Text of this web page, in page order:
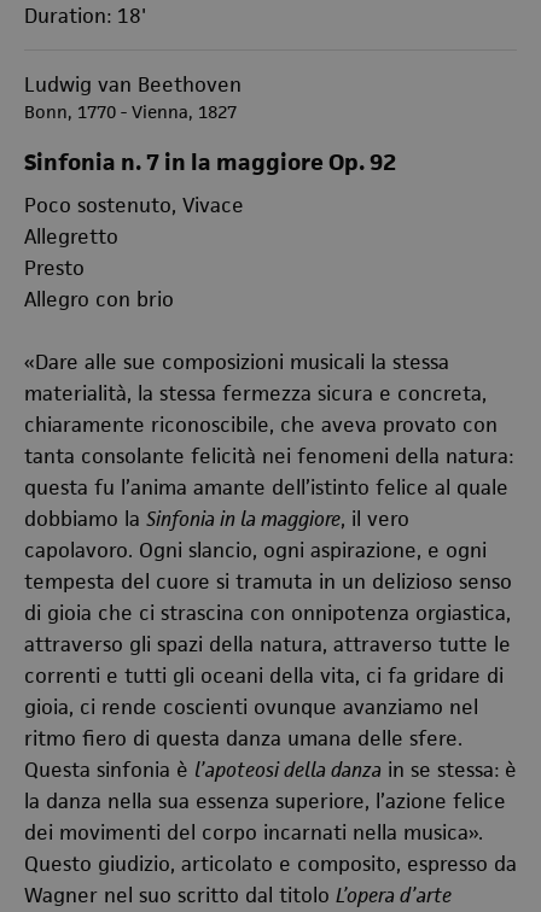
Duration: 18'
Ludwig van Beethoven
Bonn, 1770 - Vienna, 1827
Sinfonia n. 7 in la maggiore Op. 92
Poco sostenuto, Vivace
Allegretto
Presto
Allegro con brio
«Dare alle sue composizioni musicali la stessa
materialità, la stessa fermezza sicura e concreta,
chiaramente riconoscibile, che aveva provato con
tanta consolante felicità nei fenomeni della natura:
questa fu l’anima amante dell’istinto felice al quale
dobbiamo la Sinfonia in la maggiore, il vero
capolavoro. Ogni slancio, ogni aspirazione, e ogni
tempesta del cuore si tramuta in un delizioso senso
di gioia che ci strascina con onnipotenza orgiastica,
attraverso gli spazi della natura, attraverso tutte le
correnti e tutti gli oceani della vita, ci fa gridare di
gioia, ci rende coscienti ovunque avanziamo nel
ritmo fiero di questa danza umana delle sfere.
Questa sinfonia è l’apoteosi della danza in se stessa: è
la danza nella sua essenza superiore, l’azione felice
dei movimenti del corpo incarnati nella musica».
Questo giudizio, articolato e composito, espresso da
Wagner nel suo scritto dal titolo L’opera d’arte